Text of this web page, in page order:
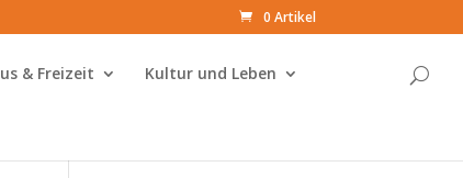
0 Artikel
& Freizeit Kultur und Leben